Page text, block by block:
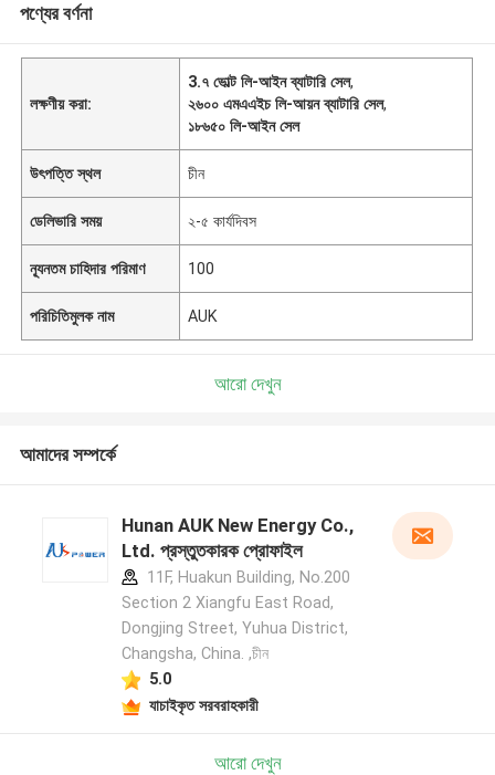
পণ্যের বর্ণনা
লক্ষণীয় করা:
3.৭ ভোল্ট লি-আইন ব্যাটারি সেল,
২৬০০ এমএএইচ লি-আয়ন ব্যাটারি সেল,
১৮৬৫০ লি-আইন সেল
উৎপত্তি স্থল চীন
ডেলিভারি সময় ২-৫ কার্যদিবস
ন্যূনতম চাহিদার পরিমাণ 100
পরিচিতিমুলক নাম AUK
আরো দেখুন
আমাদের সম্পর্কে
Hunan AUK New Energy Co.,
Ltd. প্রস্তুতকারক প্রোফাইল
11F, Huakun Building, No.200
Section 2 Xiangfu East Road,
Dongjing Street, Yuhua District,
Changsha, China. ,চীন
5.0
যাচাইকৃত সরবরাহকারী
আরো দেখুন